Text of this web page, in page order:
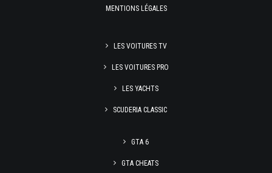
MENTIONS LÉGALES
LES VOITURES TV
LES VOITURES PRO
LES YACHTS
SCUDERIA CLASSIC
GTA 6
GTA CHEATS